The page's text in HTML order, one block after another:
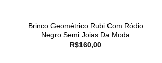
Brinco Geométrico Rubi Com Ródio
Negro Semi Joias Da Moda
R$160,00